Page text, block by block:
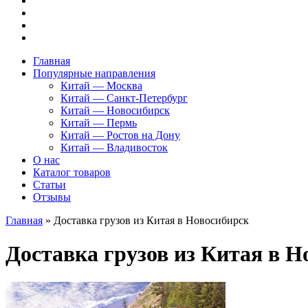
Главная
Популярные направления
Китай — Москва
Китай — Санкт-Петербург
Китай — Новосибирск
Китай — Пермь
Китай — Ростов на Дону
Китай — Владивосток
О нас
Каталог товаров
Статьи
Отзывы
Главная » Доставка грузов из Китая в Новосибирск
Доставка грузов из Китая в